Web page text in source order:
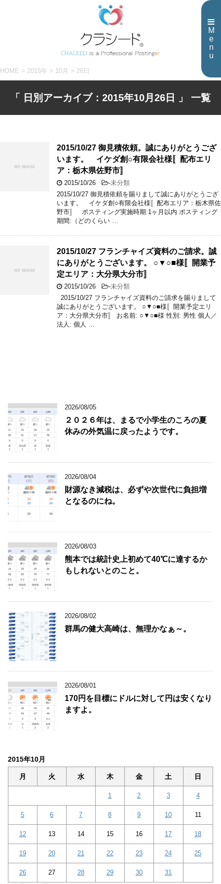
M
e
n
u
HOME > 2015年 > 10月 > 26日
「 日別アーカイブ：2015年10月26日 」 一覧
2015/10/27 御見積依頼。誠にありがとうござ
います。 イケダ創○有限会社様〚配布エリ
ア：栃木県佐野市〛
2015/10/26 -未分類
2015/10/27 御見積依頼を賜りまして誠にありがとうござ
います。 イケダ創○有限会社様〚配布エリア：栃木県佐
野市〛 ポスティング実施時期:1ヶ月以内 ポスティング
期間:（どのくらい …
2015/10/27 フランチャイズ資料のご請求。誠
にありがとうございます。 ○▼○■様〚開業予
定エリア：大分県大分市〛
2015/10/26 -未分類
2015/10/27 フランチャイズ資料のご請求を賜りまして
誠にありがとうございます。 ○▼○■様〚開業予定エリ
ア：大分県大分市〛 お名前: ○▼○■様 性別: 男性 個人／
法人: 個人 …
2026/08/05
２０２６年は、まるで小学生のころの夏
休みの外気温に戻ったようです。
2026/08/04
財源なき減税は、必ずや次世代に負担増
となるのにね。
2026/08/03
熊本では統計史上初めて40℃に達するか
もしれないとのこと。
2026/08/02
群馬の健大高崎は、無理かなぁ～。
2026/08/01
170円を目標にドルに対して円は安くなり
ますよ。
2015年10月
月 火 水 木 金 土 日
1 2 3 4
5 6 7 8 9 10 11
12 13 14 15 16 17 18
19 20 21 22 23 24 25
26 27 28 29 30 31